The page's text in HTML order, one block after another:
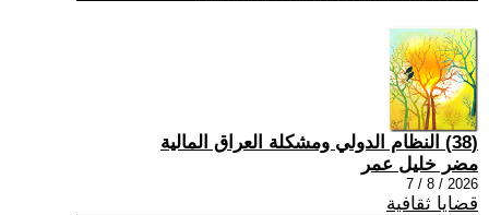
(38) النظام الدولي ومشكلة العراق المالية
مضر خليل عمر
2026 / 8 / 7
قضايا ثقافية